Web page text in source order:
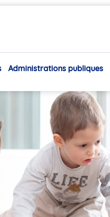
Administrations publiques